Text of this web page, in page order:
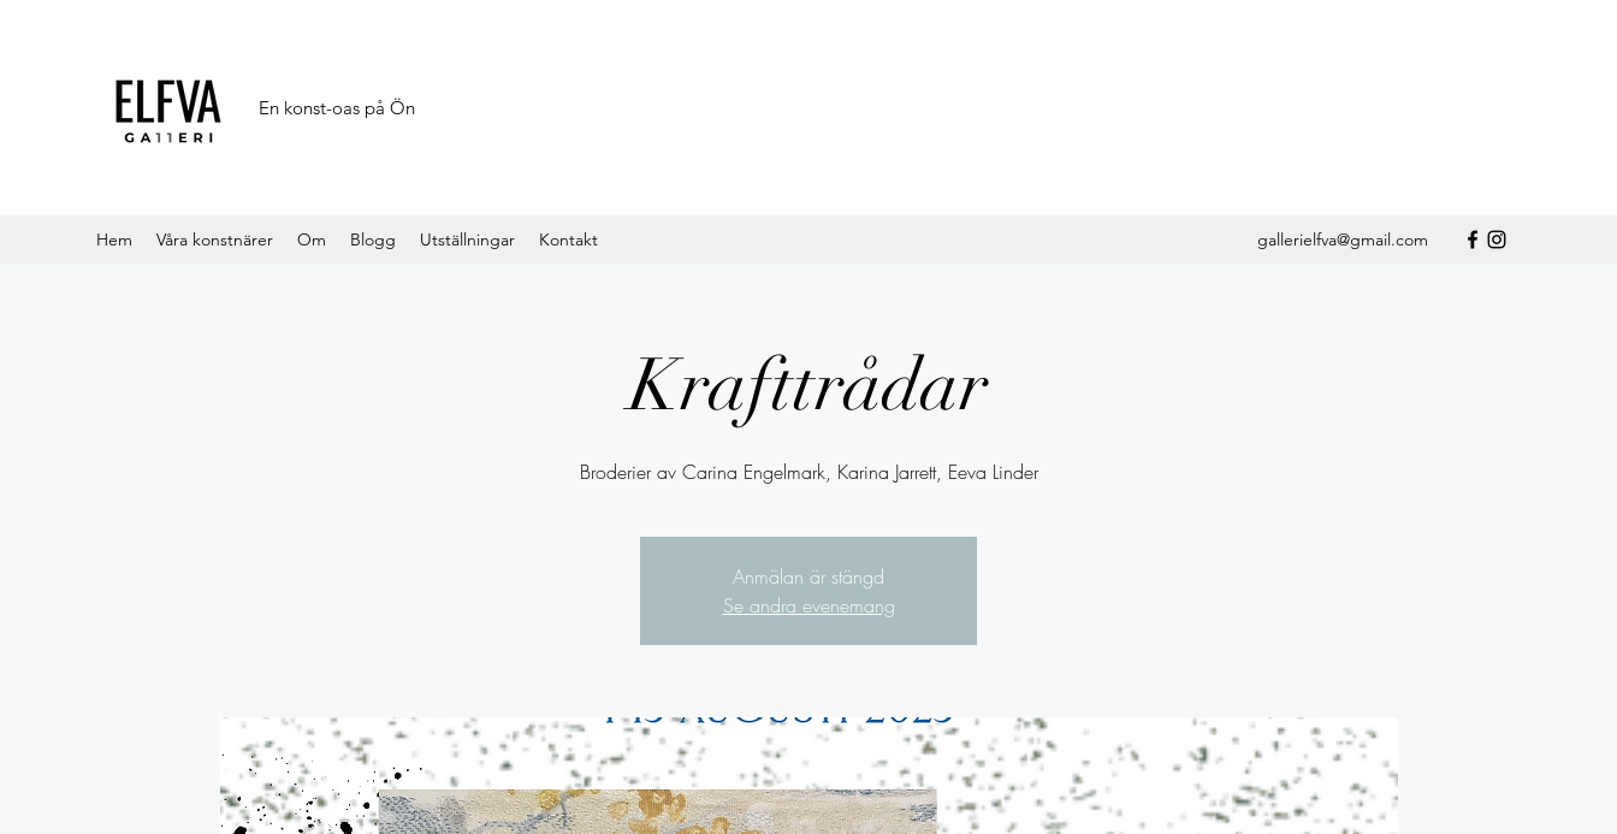
En konst-oas på Ön
Hem Våra konstnärer Om Blogg Utställningar Kontakt gallerielfva@gmail.com
Krafttrådar
Broderier av Carina Engelmark, Karina Jarrett, Eeva Linder
Anmälan är stängd
Se andra evenemang